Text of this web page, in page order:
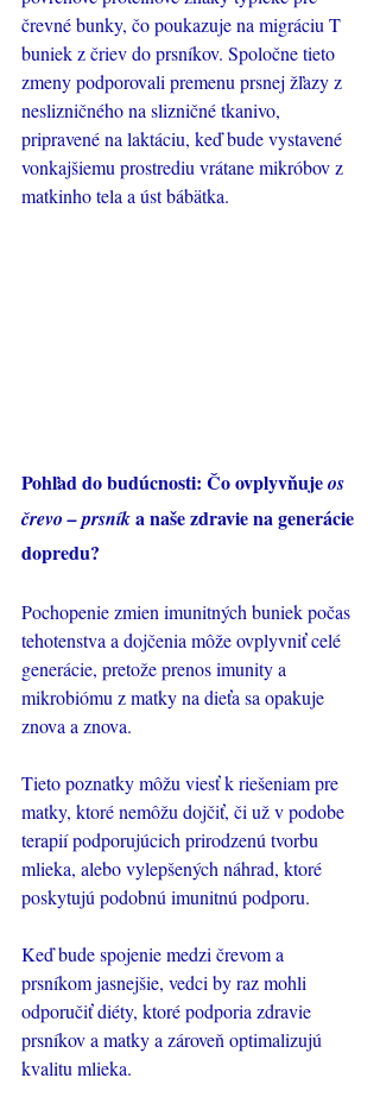
črevné bunky, čo poukazuje na migráciu T
buniek z čriev do prsníkov. Spoločne tieto
zmeny podporovali premenu prsnej žľazy z
neslizničného na slizničné tkanivo,
pripravené na laktáciu, keď bude vystavené
vonkajšiemu prostrediu vrátane mikróbov z
matkinho tela a úst bábätka.
Pohľad do budúcnosti: Čo ovplyvňuje os
črevo – prsník a naše zdravie na generácie
dopredu?
Pochopenie zmien imunitných buniek počas
tehotenstva a dojčenia môže ovplyvniť celé
generácie, pretože prenos imunity a
mikrobiómu z matky na dieťa sa opakuje
znova a znova.
Tieto poznatky môžu viesť k riešeniam pre
matky, ktoré nemôžu dojčiť, či už v podobe
terapií podporujúcich prirodzenú tvorbu
mlieka, alebo vylepšených náhrad, ktoré
poskytujú podobnú imunitnú podporu.
Keď bude spojenie medzi črevom a
prsníkom jasnejšie, vedci by raz mohli
odporučiť diéty, ktoré podporia zdravie
prsníkov a matky a zároveň optimalizujú
kvalitu mlieka.